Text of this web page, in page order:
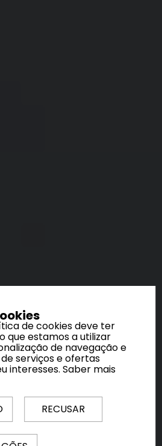
de cookies deve ter
que estamos a utilizar
de navegação e
serviços e ofertas
interesses.Saber mais
RECUSAR